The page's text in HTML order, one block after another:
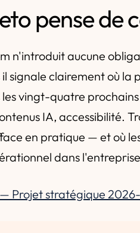
pense de
n'introduit aucune
signale clairement où la
vingt-quatre
IA, accessibilité.
en pratique — et où
dans
Projet stratégique